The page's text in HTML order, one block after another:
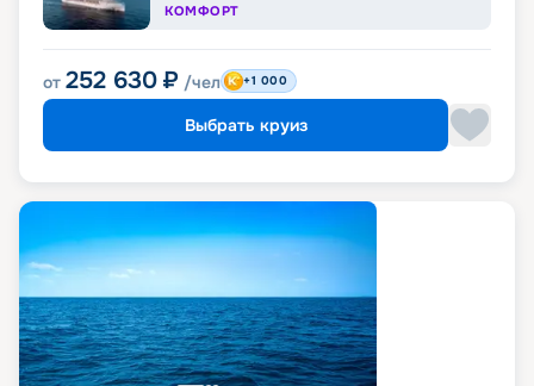
КОМФОРТ
от 252 630 ₽ /чел +1 000
Выбрать круиз